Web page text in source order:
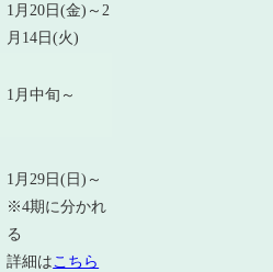
1月20日(金)～2
月14日(火)
1月中旬～
1月29日(日)～
※4期に分かれ
る
詳細は こちら